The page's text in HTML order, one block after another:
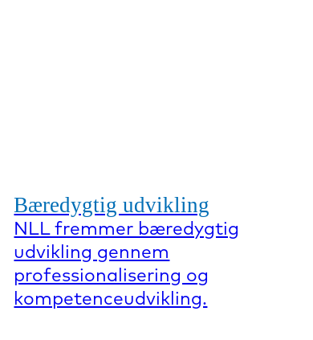
Bæredygtig udvikling
NLL fremmer bæredygtig
udvikling gennem
professionalisering og
kompetenceudvikling.